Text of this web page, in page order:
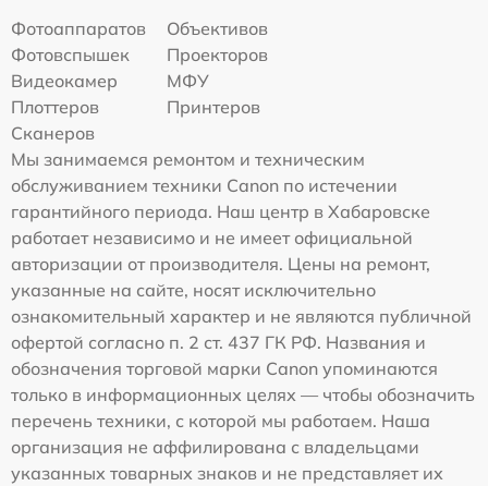
Фотоаппаратов
Объективов
Фотовспышек
Проекторов
Видеокамер
МФУ
Плоттеров
Принтеров
Сканеров
Мы занимаемся ремонтом и техническим
обслуживанием техники Canon по истечении
гарантийного периода. Наш центр в Хабаровске
работает независимо и не имеет официальной
авторизации от производителя. Цены на ремонт,
указанные на сайте, носят исключительно
ознакомительный характер и не являются публичной
офертой согласно п. 2 ст. 437 ГК РФ. Названия и
обозначения торговой марки Canon упоминаются
только в информационных целях — чтобы обозначить
перечень техники, с которой мы работаем. Наша
организация не аффилирована с владельцами
указанных товарных знаков и не представляет их